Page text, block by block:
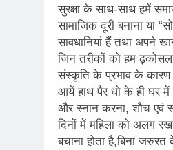
सुरक्षा के साथ-साथ हमें
सामाजिक दूरी बनाना या
सावधानियां हैं तथा अपने
जिन तरीकों को हम
संस्कृति के प्रभाव के कारण
आयें हाथ पैर धो के ही घर
और स्नान करना, शौच एवं
दिनों में महिला को अलग
बचाना होता है,बिना